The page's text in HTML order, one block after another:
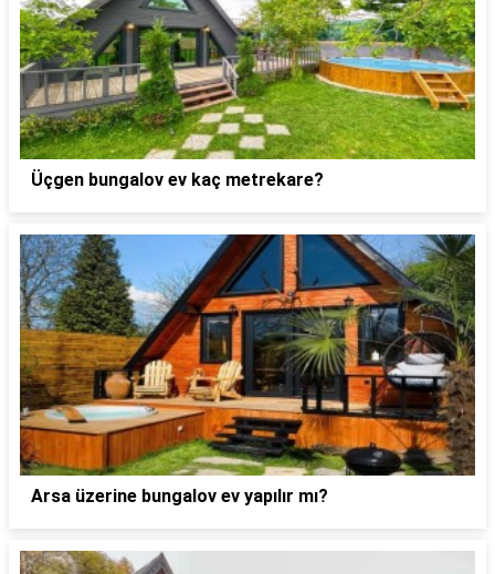
Üçgen bungalov ev kaç metrekare?
Arsa üzerine bungalov ev yapılır mı?